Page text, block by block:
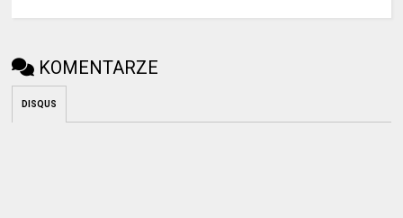
KOMENTARZE
DISQUS